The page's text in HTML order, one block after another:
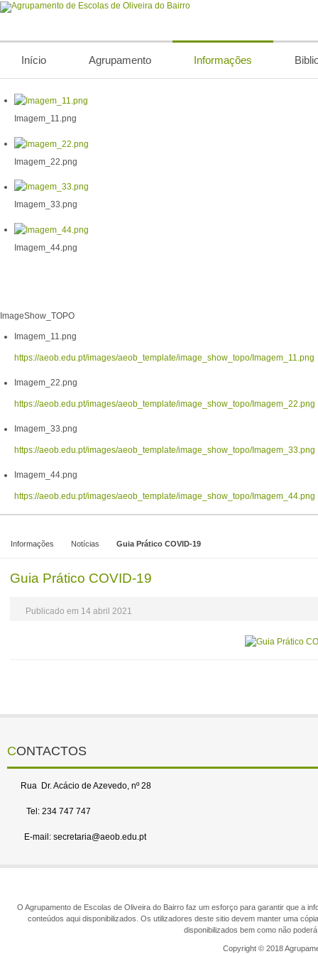
Início Agrupamento Informações
Imagem_11.png
Imagem_22.png
Imagem_33.png
Imagem_44.png
ImageShow_TOPO
Imagem_11.png
https://aeob.edu.pt/images/aeob_template/image_show_topo/Imagem_11.png
Imagem_22.png
https://aeob.edu.pt/images/aeob_template/image_show_topo/Imagem_22.png
Imagem_33.png
https://aeob.edu.pt/images/aeob_template/image_show_topo/Imagem_33.png
Imagem_44.png
https://aeob.edu.pt/images/aeob_template/image_show_topo/Imagem_44.png
Informações Notícias Guia Prático COVID-19
Guia Prático COVID-19
Publicado em 14 abril 2021
CONTACTOS
Rua Dr. Acácio de Azevedo, nº 28
Tel: 234 747 747
E-mail: secretaria@aeob.edu.pt
O Agrupamento de Escolas de Oliveira do Bairro faz um esforço para garantir que a
conteúdos aqui disponibilizados. Os utilizadores deste sitio devem manter uma
disponibilizados bem como não
Copyright © 2018